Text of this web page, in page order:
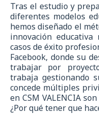
Tras el estudio y
diferentes modelos
hemos diseñado el
innovación educativa
casos de éxito
Facebook, donde su
trabajar por
trabaja gestionando
concede múltiples
en CSM VALENCIA
¿Por qué tener que